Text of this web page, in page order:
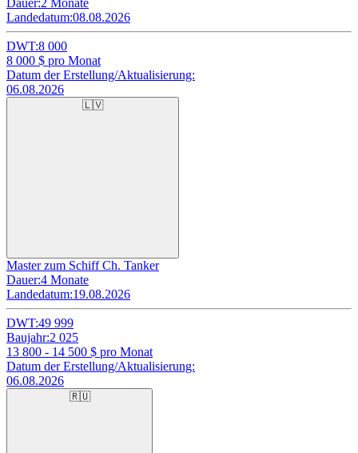
Landedatum:08.08.2026
DWT:8 000
8 000 $ pro Monat
Datum der Erstellung/Aktualisierung:
06.08.2026
🇱🇻
Master zum Schiff Ch. Tanker
Dauer:4 Monate
Landedatum:19.08.2026
DWT:49 999
Baujahr:2 025
13 800 - 14 500 $ pro Monat
Datum der Erstellung/Aktualisierung:
06.08.2026
🇷🇺